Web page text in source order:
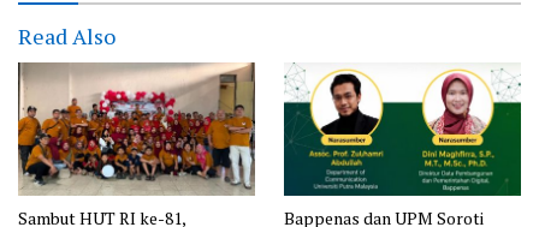
Read Also
Sambut HUT RI ke-81,
Bappenas dan UPM Soroti